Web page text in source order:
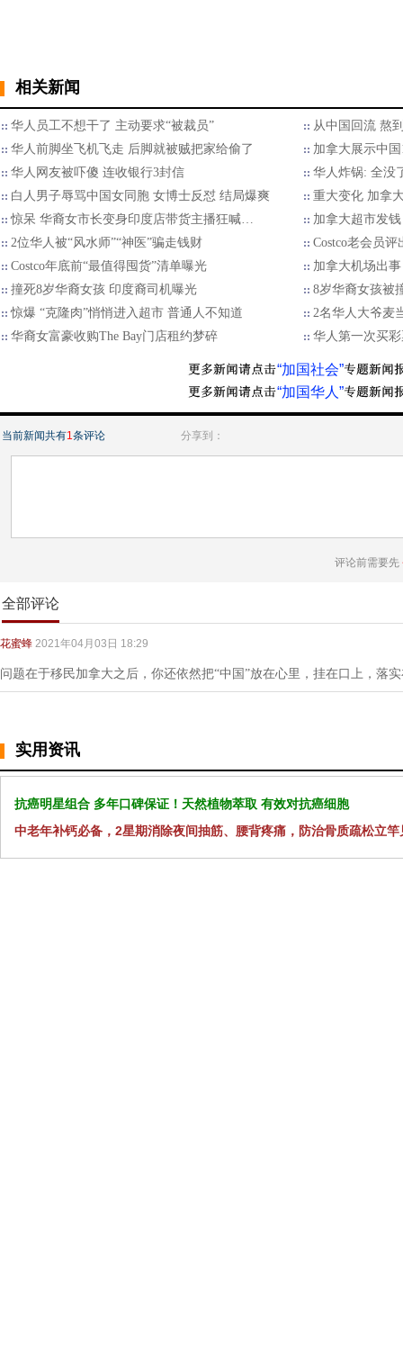
相关新闻
华人员工不想干了 主动要求“被裁员”
从中国回流 熬
华人前脚坐飞机飞走 后脚就被贼把家给偷了
加拿大展示中
华人网友被吓傻 连收银行3封信
华人炸锅: 全没
白人男子辱骂中国女同胞 女博士反怼 结局爆爽
重大变化 加拿
惊呆 华裔女市长变身印度店带货主播狂喊…
加拿大超市发
2位华人被“风水师”“神医”骗走钱财
Costco老会员
Costco年底前“最值得囤货”清单曝光
加拿大机场出
撞死8岁华裔女孩 印度裔司机曝光
8岁华裔女孩被
惊爆 “克隆肉”悄悄进入超市 普通人不知道
2名华人大爷麦
华裔女富豪收购The Bay门店租约梦碎
华人第一次买
“加国社会”
“加国华人”
当前新闻共有1条评论 分享到：
评论前需要先
全部评论
花蜜蜂 2021年04月03日 18:29
问题在于移民加拿大之后，你还依然把“中国”放在心里，挂在口上，落
实用资讯
抗癌明星组合 多年口碑保证！天然植物萃取 有效对抗癌细胞
中老年补钙必备，2星期消除夜间抽筋、腰背疼痛，防治骨质疏松立竿